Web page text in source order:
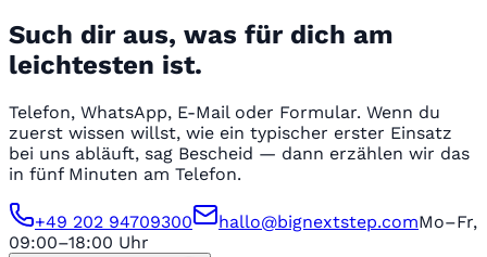
Such dir aus, was für dich am
leichtesten ist.
Telefon, WhatsApp, E-Mail oder Formular. Wenn du
zuerst wissen willst, wie ein typischer erster Einsatz
bei uns abläuft, sag Bescheid — dann erzählen wir das
in fünf Minuten am Telefon.
+49 202 94709300 hallo@bignextstep.comMo–Fr,
09:00–18:00 Uhr